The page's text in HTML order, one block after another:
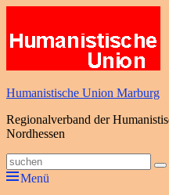
springen
Humanistische Union Marburg
Regionalverband der
Nordhessen
Suche
nach:Menü